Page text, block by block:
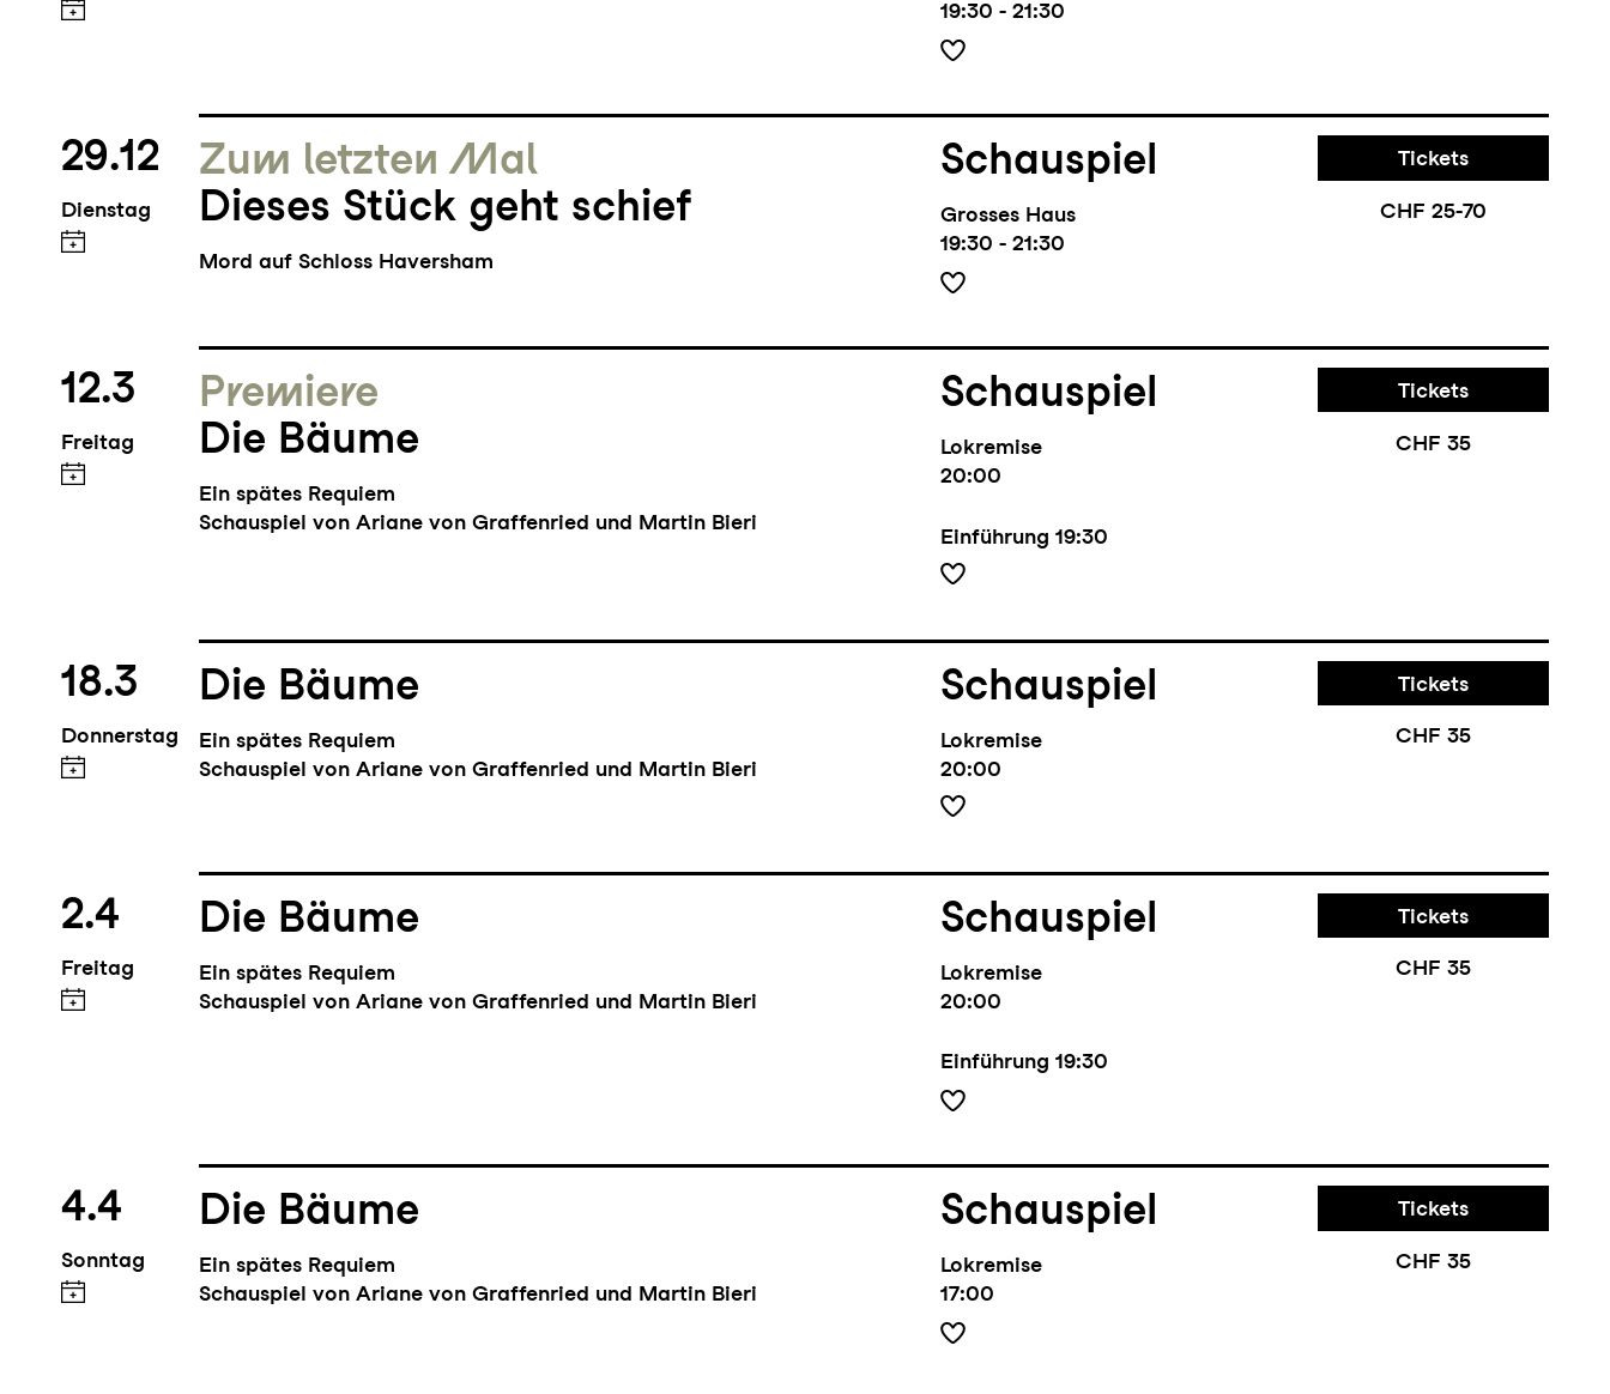
19:30 - 21:30
29.12
Dienstag
Zum letzten Mal
Dieses Stück geht schief
Mord auf Schloss Haversham
Schauspiel
Grosses Haus
19:30 - 21:30
Tickets
CHF 25-70
12.3
Freitag
Premiere
Die Bäume
Ein spätes Requiem
Schauspiel von Ariane von Graffenried und Martin Bieri
Schauspiel
Lokremise
20:00
Einführung 19:30
Tickets
CHF 35
18.3
Donnerstag
Die Bäume
Ein spätes Requiem
Schauspiel von Ariane von Graffenried und Martin Bieri
Schauspiel
Lokremise
20:00
Tickets
CHF 35
2.4
Freitag
Die Bäume
Ein spätes Requiem
Schauspiel von Ariane von Graffenried und Martin Bieri
Schauspiel
Lokremise
20:00
Einführung 19:30
Tickets
CHF 35
4.4
Sonntag
Die Bäume
Ein spätes Requiem
Schauspiel von Ariane von Graffenried und Martin Bieri
Schauspiel
Lokremise
17:00
Tickets
CHF 35